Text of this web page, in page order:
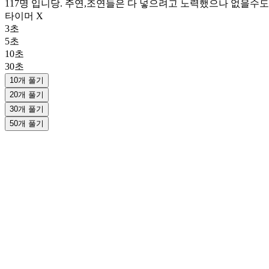
117명 입니당. 주연,조연들은 다 넣으려고 노력했으나 없을수
타이머 X
3초
5초
10초
30초
10개 풀기
20개 풀기
30개 풀기
50개 풀기